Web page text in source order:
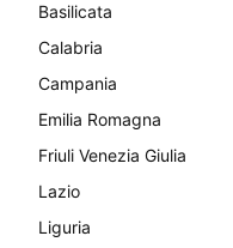
Basilicata
Calabria
Campania
Emilia Romagna
Friuli Venezia Giulia
Lazio
Liguria